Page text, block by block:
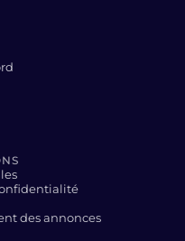
des annonces